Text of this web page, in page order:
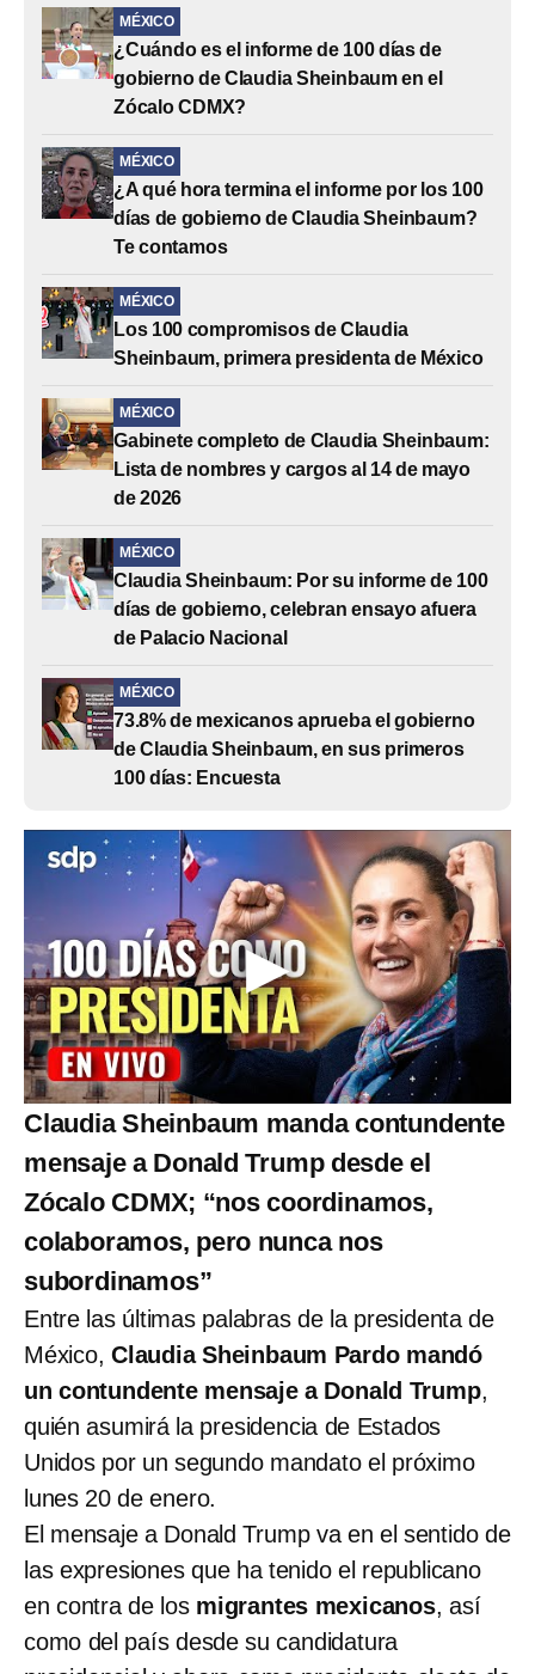
MÉXICO
¿Cuándo es el informe de 100 días de
gobierno de Claudia Sheinbaum en el
Zócalo CDMX?
MÉXICO
¿A qué hora termina el informe por los 100
días de gobierno de Claudia Sheinbaum?
Te contamos
MÉXICO
Los 100 compromisos de Claudia
Sheinbaum, primera presidenta de México
MÉXICO
Gabinete completo de Claudia Sheinbaum:
Lista de nombres y cargos al 14 de mayo
de 2026
MÉXICO
Claudia Sheinbaum: Por su informe de 100
días de gobierno, celebran ensayo afuera
de Palacio Nacional
MÉXICO
73.8% de mexicanos aprueba el gobierno
de Claudia Sheinbaum, en sus primeros
100 días: Encuesta
Claudia Sheinbaum manda contundente
mensaje a Donald Trump desde el
Zócalo CDMX; “nos coordinamos,
colaboramos, pero nunca nos
subordinamos”
Entre las últimas palabras de la presidenta de
México, Claudia Sheinbaum Pardo mandó
un contundente mensaje a Donald Trump,
quién asumirá la presidencia de Estados
Unidos por un segundo mandato el próximo
lunes 20 de enero.
El mensaje a Donald Trump va en el sentido de
las expresiones que ha tenido el republicano
en contra de los migrantes mexicanos, así
como del país desde su candidatura